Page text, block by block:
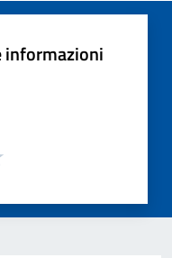
informazioni